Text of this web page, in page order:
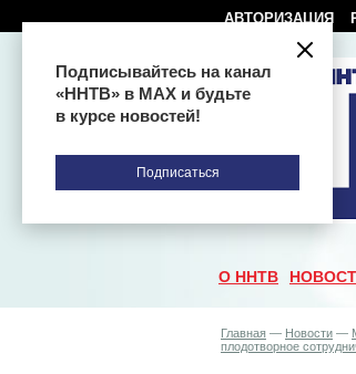
АВТОРИЗАЦИЯ
О ННТВ
Главная — Новости —
плодотворное
Подписывайтесь на канал
«ННТВ» в МАХ и будьте
в курсе новостей!
Подписаться